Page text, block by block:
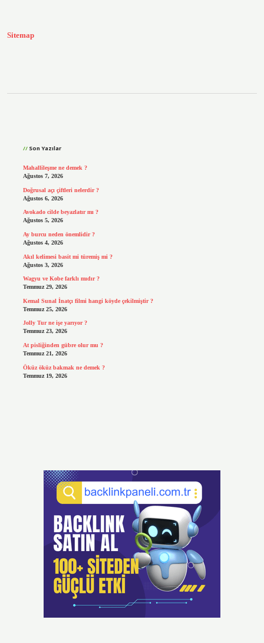
Sitemap
Son Yazılar
Mahallileşme ne demek ?
Ağustos 7, 2026
Doğrusal açı çiftleri nelerdir ?
Ağustos 6, 2026
Avokado cilde beyazlatır mı ?
Ağustos 5, 2026
Ay burcu neden önemlidir ?
Ağustos 4, 2026
Akıl kelimesi basit mi türemiş mi ?
Ağustos 3, 2026
Wagyu ve Kobe farklı mıdır ?
Temmuz 29, 2026
Kemal Sunal İnatçı filmi hangi köyde çekilmiştir ?
Temmuz 25, 2026
Jolly Tur ne işe yarıyor ?
Temmuz 23, 2026
At pisliğinden gübre olur mu ?
Temmuz 21, 2026
Öküz öküz bakmak ne demek ?
Temmuz 19, 2026